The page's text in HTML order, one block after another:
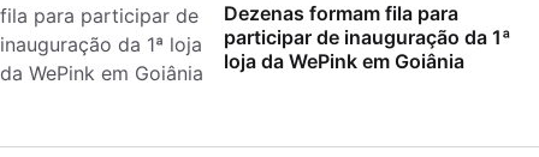
Dezenas formam fila para
participar de inauguração da 1ª
loja da WePink em Goiânia